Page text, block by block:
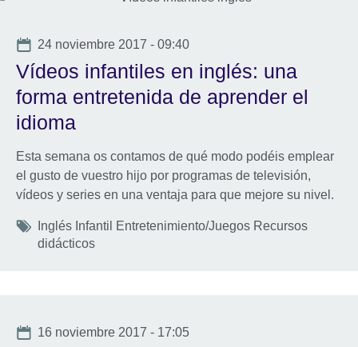
Date
24 noviembre 2017 - 09:40
Vídeos infantiles en inglés: una
forma entretenida de aprender el
idioma
Esta semana os contamos de qué modo podéis emplear
el gusto de vuestro hijo por programas de televisión,
vídeos y series en una ventaja para que mejore su nivel.
Tags
Inglés Infantil Entretenimiento/Juegos Recursos
didácticos
Date
16 noviembre 2017 - 17:05